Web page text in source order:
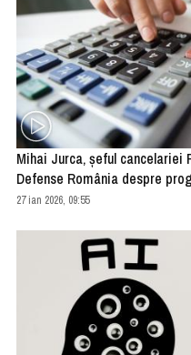
Mihai Jurca, şeful cancelariei
Defense România despre
27 ian 2026, 09:55